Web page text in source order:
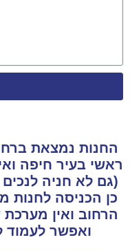
החנות נמצאת
ראשי בעיר חיפה
(גם לא חניה
כן הכניסה
הרחוב ואין
ואפשר לעמוד